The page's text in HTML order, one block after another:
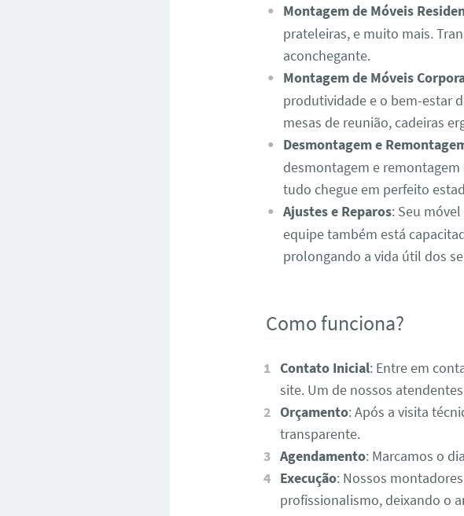
Montagem de Móveis
prateleiras, e muito mais.
aconchegante.
Montagem de Móveis
produtividade e o bem-estar
mesas de reunião, cadeiras
Desmontagem e
desmontagem e
tudo chegue em perfeito
Ajustes e Reparos: Seu
equipe também está
prolongando a vida útil dos
Como funciona?
Contato Inicial: Entre em
site. Um de nossos
Orçamento: Após a visita
transparente.
Agendamento: Marcamos o
Execução: Nossos
profissionalismo, deixando o